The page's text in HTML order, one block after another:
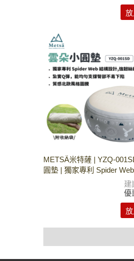
METSÄ米特薩 | YZQ-
圓墊 | 獨家專利 Spider
建
優